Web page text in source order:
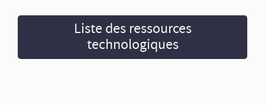
Liste des ressources
technologiques